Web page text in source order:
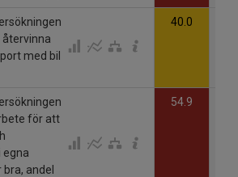
med bil
40.0
för att
egna
andel
54.9